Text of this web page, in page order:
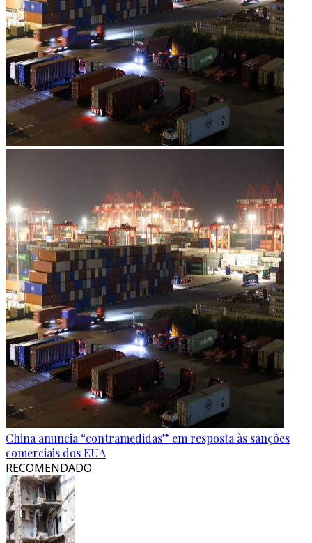
China anuncia “contramedidas” em resposta às sanções
comerciais dos EUA
RECOMENDADO